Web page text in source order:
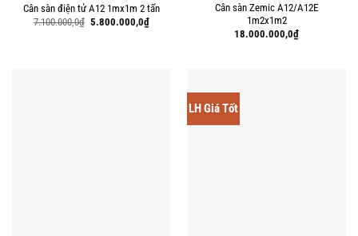
Cân sàn điện tử A12 1mx1m 2 tấn
7.100.000,0₫ Giá
5.800.000,0₫Giá
hiện
Cân sàn Zemic A12/A12E
1m2x1m2
18.000.000,0₫
LH Giá Tốt